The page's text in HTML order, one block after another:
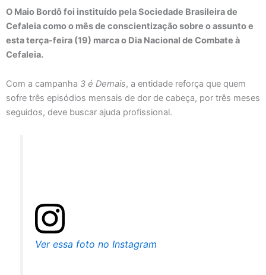
O Maio Bordô foi instituído pela Sociedade Brasileira de
Cefaleia como o mês de conscientização sobre o assunto e
esta terça-feira (19) marca o Dia Nacional de Combate à
Cefaleia.
Com a campanha 3 é Demais, a entidade reforça que quem
sofre três episódios mensais de dor de cabeça, por três meses
seguidos, deve buscar ajuda profissional.
Ver essa foto no Instagram